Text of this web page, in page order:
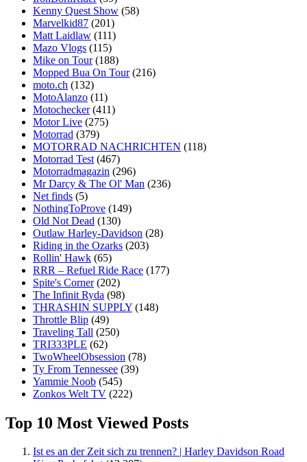
Kenny Quest Show (58)
Marvelkid87 (201)
Matt Laidlaw (111)
Mazo Vlogs (115)
Mike on Tour (188)
Mopped Bua On Tour (216)
moto.ch (132)
MotoAlanzo (11)
Motochecker (411)
Motor Live (275)
Motorrad (379)
MOTORRAD NACHRICHTEN (118)
Motorrad Test (467)
Motorradmagazin (296)
Mr Darcy & The Ol' Man (236)
Net finds (5)
NothingToProve (149)
Old Not Dead (130)
Outlaw Harley-Davidson (28)
Riding in the Ozarks (203)
Rollin' Hawk (65)
RRR – Refuel Ride Race (177)
Spite's Corner (202)
The Infinit Ryda (98)
THRASHIN SUPPLY (148)
Throttle Blip (49)
Traveling Tall (250)
TRI333PLE (62)
TwoWheelObsession (78)
Ty From Tennessee (39)
Yammie Noob (545)
Zonkos Welt TV (222)
Top 10 Most Viewed Posts
Ist es an der Zeit sich zu trennen? | Harley Davidson Road